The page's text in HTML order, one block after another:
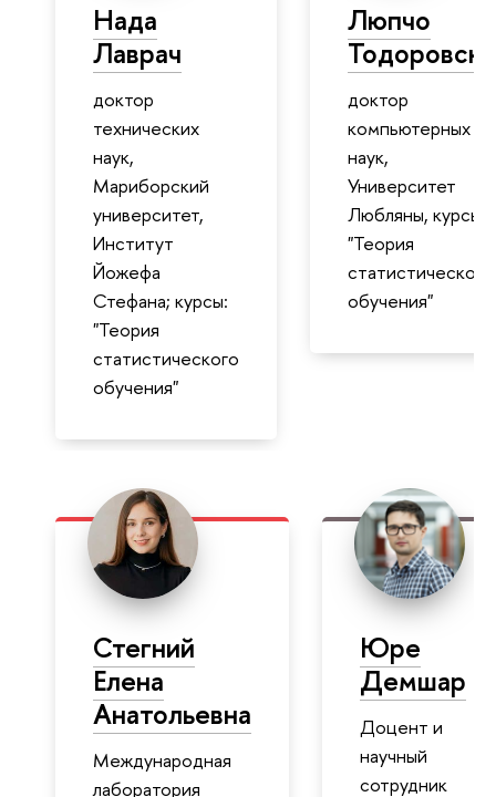
Нада
Лаврач
доктор
технических
наук,
Мариборский
университет,
Институт
Йожефа
Стефана; курсы:
"Теория
статистического
обучения"
Люпчо
Тодоровски
доктор
компьютерных
наук,
Университет
Любляны, курсы:
"Теория
статистического
обучения"
Стегний
Елена
Анатольевна
Международная
лаборатория
Юре
Демшар
Доцент и
научный
сотрудник